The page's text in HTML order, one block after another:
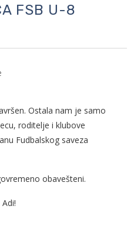
FSB U-8
Ostala nam je samo
roditelje i klubove
Fudbalskog saveza
obavešteni.